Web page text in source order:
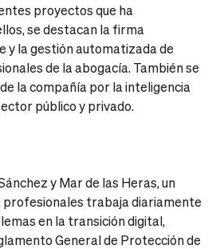
proyectos que ha
se destacan la firma
y la gestión automatizada de
de la abogacía. También se
la compañía por la inteligencia
público y privado.
y Mar de las Heras, un
profesionales trabaja diariamente
en la transición digital,
General de Protección de